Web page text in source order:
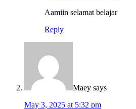
Aamiin selamat belajar
Reply
Maey says
May 3, 2025 at 5:32 pm